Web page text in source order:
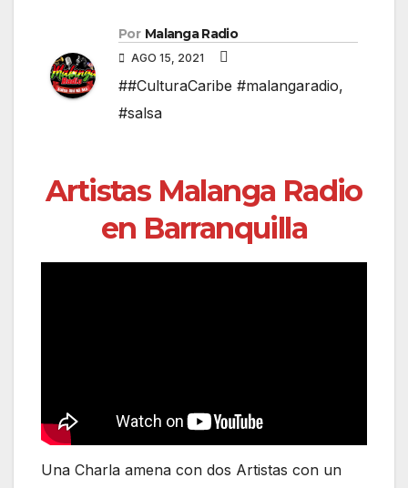
Por Malanga Radio
AGO 15, 2021
##CulturaCaribe #malangaradio,
#salsa
Artistas Malanga Radio
en Barranquilla
Una Charla amena con dos Artistas con un